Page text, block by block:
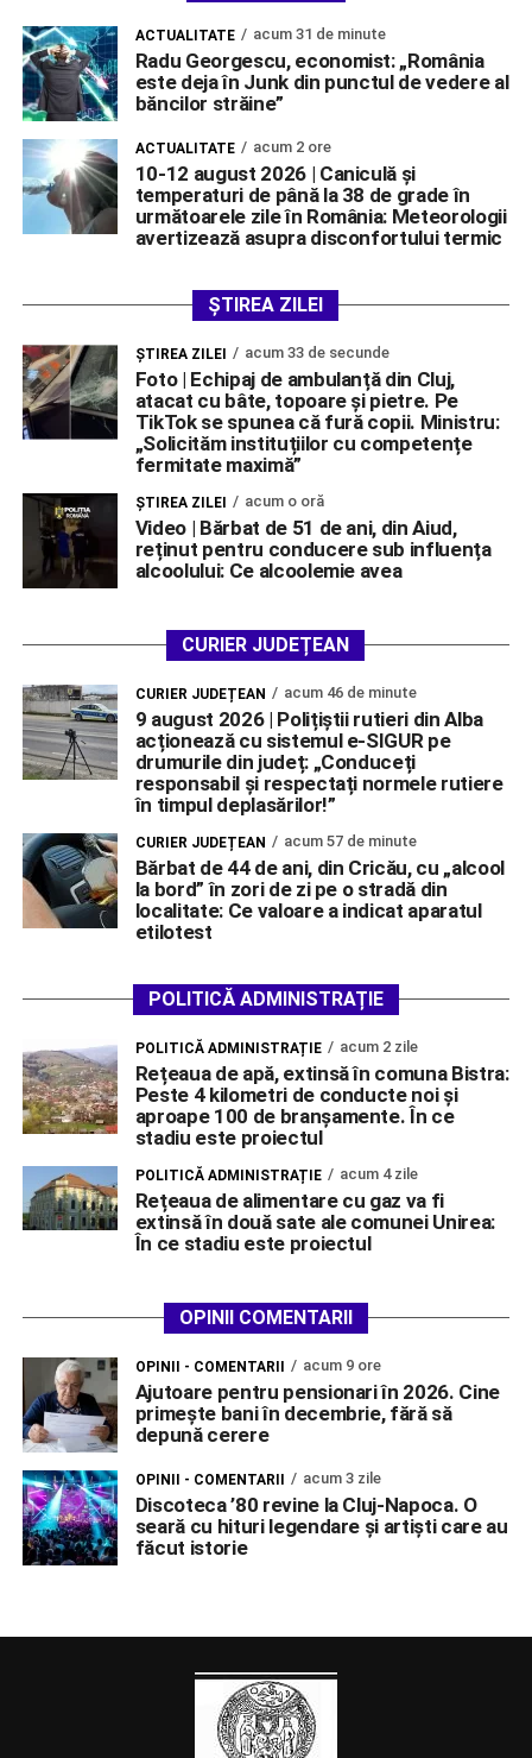
ACTUALITATE acum 31 de minute
Radu Georgescu, economist: „România
este deja în Junk din punctul de vedere al
băncilor străine”
ACTUALITATE acum 2 ore
10-12 august 2026 | Caniculă și
temperaturi de până la 38 de grade în
următoarele zile în România: Meteorologii
avertizează asupra disconfortului termic
ȘTIREA ZILEI
ŞTIREA ZILEI acum 33 de secunde
Foto | Echipaj de ambulanță din Cluj,
atacat cu bâte, topoare și pietre. Pe
TikTok se spunea că fură copii. Ministru:
„Solicităm instituțiilor cu competențe
fermitate maximă”
ŞTIREA ZILEI acum o oră
Video | Bărbat de 51 de ani, din Aiud,
reținut pentru conducere sub influența
alcoolului: Ce alcoolemie avea
CURIER JUDEȚEAN
CURIER JUDEȚEAN acum 46 de minute
9 august 2026 | Polițiștii rutieri din Alba
acționează cu sistemul e-SIGUR pe
drumurile din județ: „Conduceți
responsabil și respectați normele rutiere
în timpul deplasărilor!”
CURIER JUDEȚEAN acum 57 de minute
Bărbat de 44 de ani, din Cricău, cu „alcool
la bord” în zori de zi pe o stradă din
localitate: Ce valoare a indicat aparatul
etilotest
POLITICĂ ADMINISTRAȚIE
POLITICĂ ADMINISTRAȚIE acum 2 zile
Rețeaua de apă, extinsă în comuna Bistra:
Peste 4 kilometri de conducte noi și
aproape 100 de branșamente. În ce
stadiu este proiectul
POLITICĂ ADMINISTRAȚIE acum 4 zile
Rețeaua de alimentare cu gaz va fi
extinsă în două sate ale comunei Unirea:
În ce stadiu este proiectul
OPINII COMENTARII
OPINII - COMENTARII acum 9 ore
Ajutoare pentru pensionari în 2026. Cine
primește bani în decembrie, fără să
depună cerere
OPINII - COMENTARII acum 3 zile
Discoteca ’80 revine la Cluj-Napoca. O
seară cu hituri legendare și artiști care au
făcut istorie